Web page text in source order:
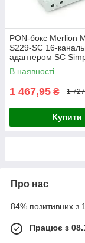
PON-бокс Merlion
S229-SC 16-
адаптером SC
оптичних мереж
ABS+PC, IP65
В наявності
1 467,95 ₴ 1
Купити
Про нас
84% позитивних з
Працює з